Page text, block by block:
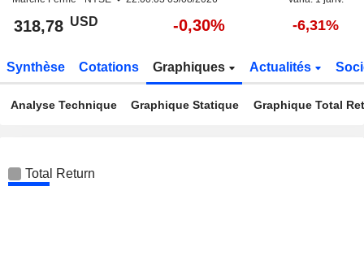
318,78 USD -0,30% -6,31%
Synthèse Cotations Graphiques Actualités
Analyse Technique Graphique Statique Graphique Total
Total Return